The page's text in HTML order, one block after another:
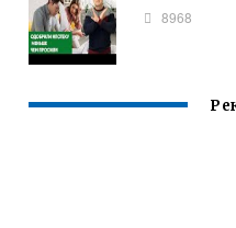
8968